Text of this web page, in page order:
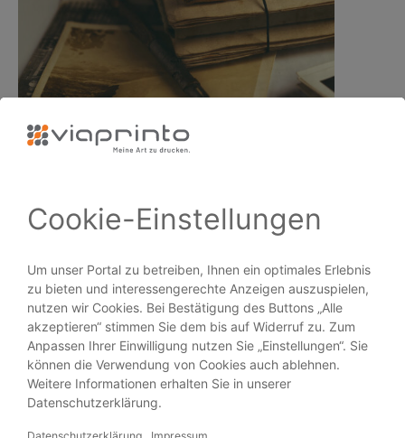
PRODUKTE
Broschüren
Flyer
Visitenkarten